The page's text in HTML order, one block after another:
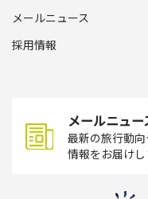
メールニュース
採用情報
メールニュー
最新の旅行動
情報をお届けし